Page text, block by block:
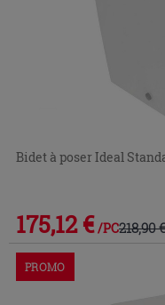
Bidet à poser Ideal
175,12 € /PC218,90 €
PROMO